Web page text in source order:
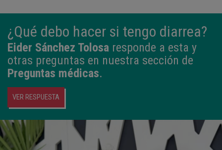
¿Qué debo hacer si tengo diarrea?
Eider Sánchez Tolosa responde a esta y
otras preguntas en nuestra sección de
Preguntas médicas.
VER RESPUESTA